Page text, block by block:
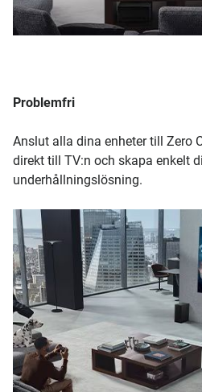
Problemfri
Anslut alla dina enheter till Zero
direkt till TV:n och skapa enkelt
underhållningslösning.